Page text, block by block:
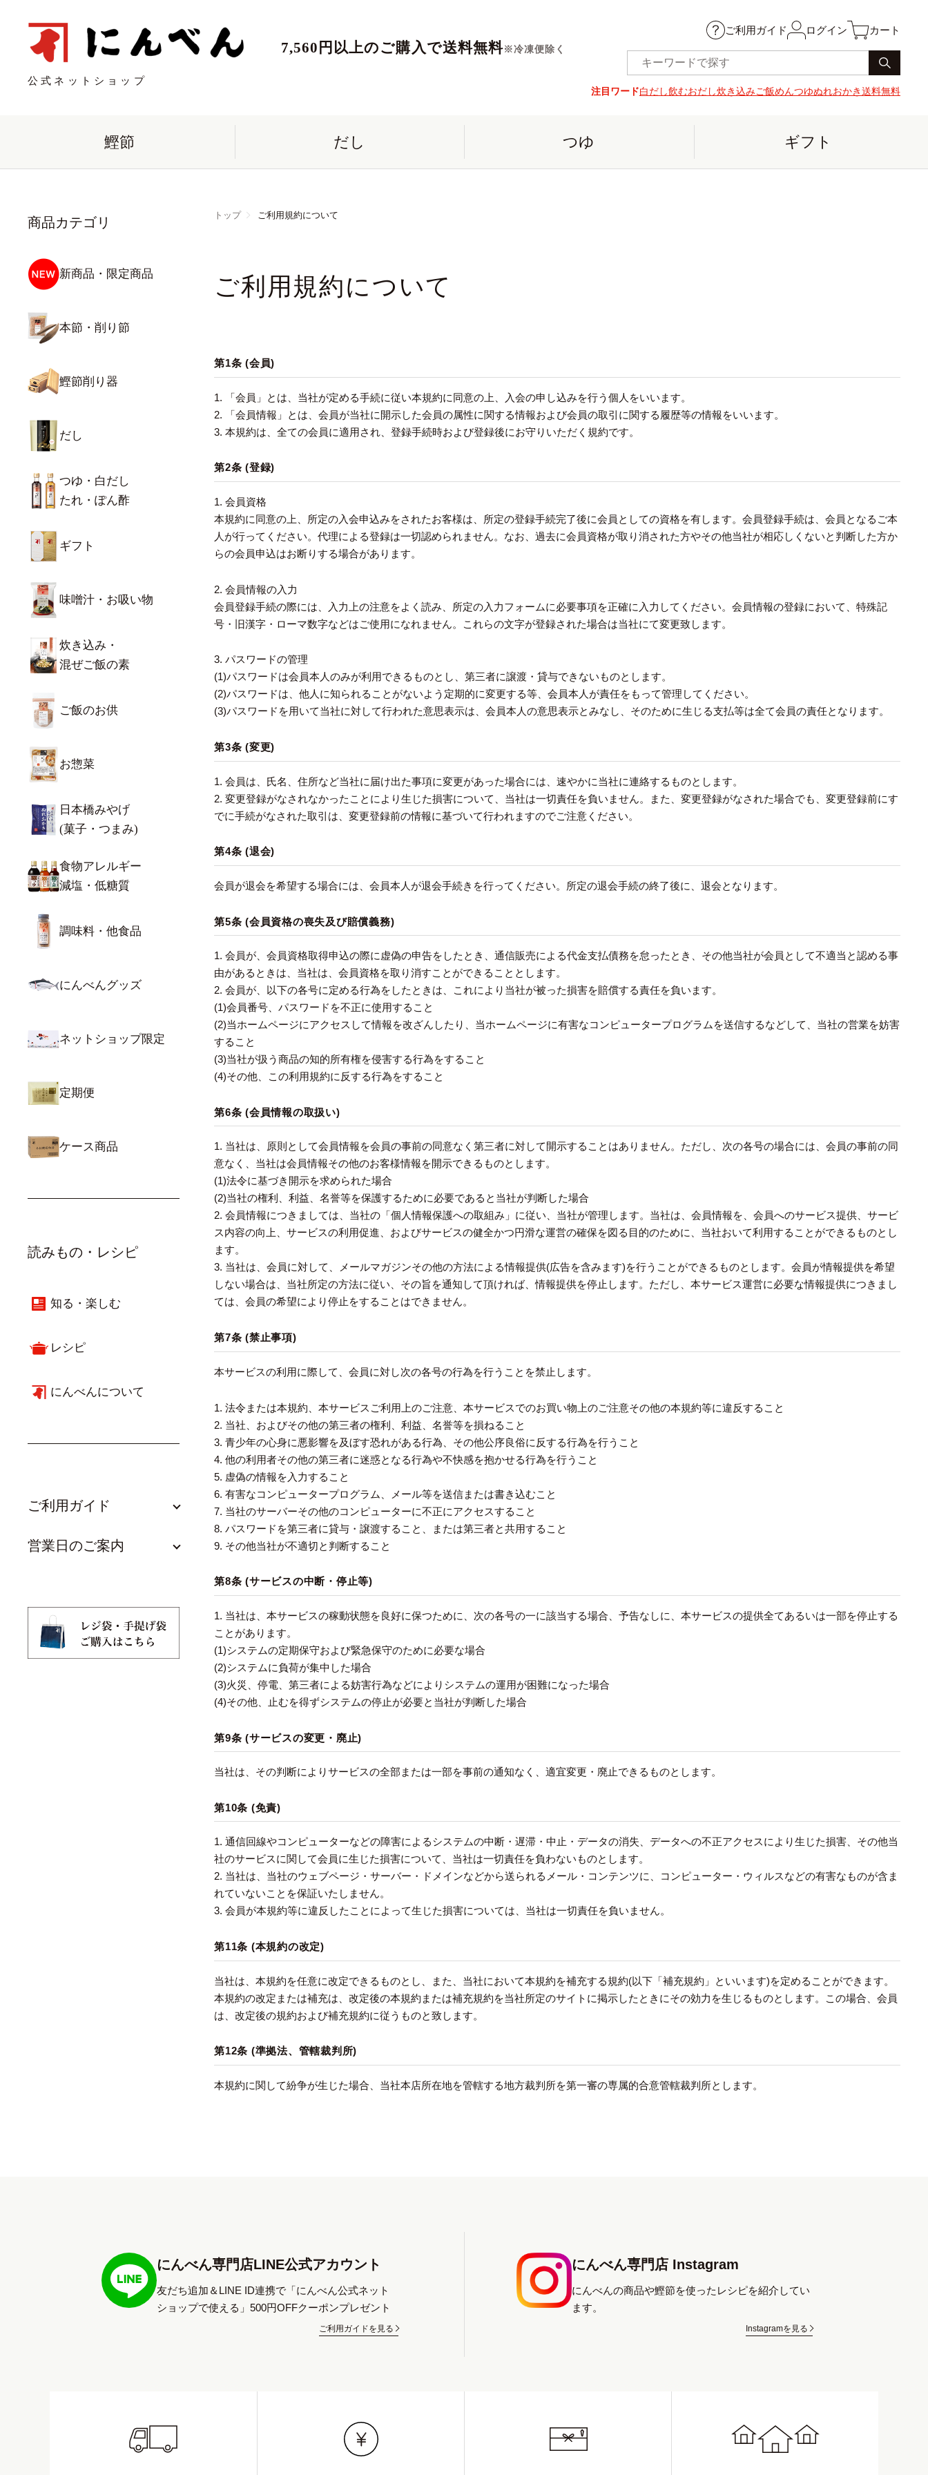
7,560円以上のご購入で送料無料※冷凍便除く
公式ネットショップ
ご利用ガイド ログイン カート
注目ワード白だし飲むおだし炊き込みご飯めんつゆぬれおかき送料無料
鰹節 だし つゆ ギフト
商品カテゴリ
新商品・限定商品
本節・削り節
鰹節削り器
だし
つゆ・白だし
たれ・ぽん酢
ギフト
味噌汁・お吸い物
炊き込み・
混ぜご飯の素
ご飯のお供
お惣菜
日本橋みやげ
(菓子・つまみ)
食物アレルギー
減塩・低糖質
調味料・他食品
にんべんグッズ
ネットショップ限定
定期便
ケース商品
読みもの・レシピ
知る・楽しむ
レシピ
にんべんについて
ご利用ガイド
営業日のご案内
トップ ご利用規約について
ご利用規約について
第1条 (会員)
1. 「会員」とは、当社が定める手続に従い本規約に同意の上、入会の申し込みを行う個人をいいます。
2. 「会員情報」とは、会員が当社に開示した会員の属性に関する情報および会員の取引に関する履歴等の情報をいいます。
3. 本規約は、全ての会員に適用され、登録手続時および登録後にお守りいただく規約です。
第2条 (登録)
1. 会員資格
本規約に同意の上、所定の入会申込みをされたお客様は、所定の登録手続完了後に会員としての資格を有します。会員登録手続は、会員となるご本
人が行ってください。代理による登録は一切認められません。なお、過去に会員資格が取り消された方やその他当社が相応しくないと判断した方か
らの会員申込はお断りする場合があります。
2. 会員情報の入力
会員登録手続の際には、入力上の注意をよく読み、所定の入力フォームに必要事項を正確に入力してください。会員情報の登録において、特殊記
号・旧漢字・ローマ数字などはご使用になれません。これらの文字が登録された場合は当社にて変更致します。
3. パスワードの管理
(1)パスワードは会員本人のみが利用できるものとし、第三者に譲渡・貸与できないものとします。
(2)パスワードは、他人に知られることがないよう定期的に変更する等、会員本人が責任をもって管理してください。
(3)パスワードを用いて当社に対して行われた意思表示は、会員本人の意思表示とみなし、そのために生じる支払等は全て会員の責任となります。
第3条 (変更)
1. 会員は、氏名、住所など当社に届け出た事項に変更があった場合には、速やかに当社に連絡するものとします。
2. 変更登録がなされなかったことにより生じた損害について、当社は一切責任を負いません。また、変更登録がなされた場合でも、変更登録前にす
でに手続がなされた取引は、変更登録前の情報に基づいて行われますのでご注意ください。
第4条 (退会)
会員が退会を希望する場合には、会員本人が退会手続きを行ってください。所定の退会手続の終了後に、退会となります。
第5条 (会員資格の喪失及び賠償義務)
1. 会員が、会員資格取得申込の際に虚偽の申告をしたとき、通信販売による代金支払債務を怠ったとき、その他当社が会員として不適当と認める事
由があるときは、当社は、会員資格を取り消すことができることとします。
2. 会員が、以下の各号に定める行為をしたときは、これにより当社が被った損害を賠償する責任を負います。
(1)会員番号、パスワードを不正に使用すること
(2)当ホームページにアクセスして情報を改ざんしたり、当ホームページに有害なコンピュータープログラムを送信するなどして、当社の営業を妨害
すること
(3)当社が扱う商品の知的所有権を侵害する行為をすること
(4)その他、この利用規約に反する行為をすること
第6条 (会員情報の取扱い)
1. 当社は、原則として会員情報を会員の事前の同意なく第三者に対して開示することはありません。ただし、次の各号の場合には、会員の事前の同
意なく、当社は会員情報その他のお客様情報を開示できるものとします。
(1)法令に基づき開示を求められた場合
(2)当社の権利、利益、名誉等を保護するために必要であると当社が判断した場合
2. 会員情報につきましては、当社の「個人情報保護への取組み」に従い、当社が管理します。当社は、会員情報を、会員へのサービス提供、サービ
ス内容の向上、サービスの利用促進、およびサービスの健全かつ円滑な運営の確保を図る目的のために、当社おいて利用することができるものとし
ます。
3. 当社は、会員に対して、メールマガジンその他の方法による情報提供(広告を含みます)を行うことができるものとします。会員が情報提供を希望
しない場合は、当社所定の方法に従い、その旨を通知して頂ければ、情報提供を停止します。ただし、本サービス運営に必要な情報提供につきまし
ては、会員の希望により停止をすることはできません。
第7条 (禁止事項)
本サービスの利用に際して、会員に対し次の各号の行為を行うことを禁止します。
1. 法令または本規約、本サービスご利用上のご注意、本サービスでのお買い物上のご注意その他の本規約等に違反すること
2. 当社、およびその他の第三者の権利、利益、名誉等を損ねること
3. 青少年の心身に悪影響を及ぼす恐れがある行為、その他公序良俗に反する行為を行うこと
4. 他の利用者その他の第三者に迷惑となる行為や不快感を抱かせる行為を行うこと
5. 虚偽の情報を入力すること
6. 有害なコンピュータープログラム、メール等を送信または書き込むこと
7. 当社のサーバーその他のコンピューターに不正にアクセスすること
8. パスワードを第三者に貸与・譲渡すること、または第三者と共用すること
9. その他当社が不適切と判断すること
第8条 (サービスの中断・停止等)
1. 当社は、本サービスの稼動状態を良好に保つために、次の各号の一に該当する場合、予告なしに、本サービスの提供全てあるいは一部を停止する
ことがあります。
(1)システムの定期保守および緊急保守のために必要な場合
(2)システムに負荷が集中した場合
(3)火災、停電、第三者による妨害行為などによりシステムの運用が困難になった場合
(4)その他、止むを得ずシステムの停止が必要と当社が判断した場合
第9条 (サービスの変更・廃止)
当社は、その判断によりサービスの全部または一部を事前の通知なく、適宜変更・廃止できるものとします。
第10条 (免責)
1. 通信回線やコンピューターなどの障害によるシステムの中断・遅滞・中止・データの消失、データへの不正アクセスにより生じた損害、その他当
社のサービスに関して会員に生じた損害について、当社は一切責任を負わないものとします。
2. 当社は、当社のウェブページ・サーバー・ドメインなどから送られるメール・コンテンツに、コンピューター・ウィルスなどの有害なものが含ま
れていないことを保証いたしません。
3. 会員が本規約等に違反したことによって生じた損害については、当社は一切責任を負いません。
第11条 (本規約の改定)
当社は、本規約を任意に改定できるものとし、また、当社において本規約を補充する規約(以下「補充規約」といいます)を定めることができます。
本規約の改定または補充は、改定後の本規約または補充規約を当社所定のサイトに掲示したときにその効力を生じるものとします。この場合、会員
は、改定後の規約および補充規約に従うものと致します。
第12条 (準拠法、管轄裁判所)
本規約に関して紛争が生じた場合、当社本店所在地を管轄する地方裁判所を第一審の専属的合意管轄裁判所とします。
にんべん専門店LINE公式アカウント
友だち追加＆LINE ID連携で「にんべん公式ネット
ショップで使える」500円OFFクーポンプレゼント
ご利用ガイドを見る
にんべん専門店 Instagram
にんべんの商品や鰹節を使ったレシピを紹介してい
ます。
Instagramを見る